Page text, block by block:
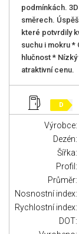
podmínkách.
směrech.
které potvrdily
suchu i mokru
hlučnost *
atraktivní cenu.
D
Výrobce:
Dezén:
Šířka:
Profil:
Průměr:
Nosnostní index:
Rychlostní index:
DOT: